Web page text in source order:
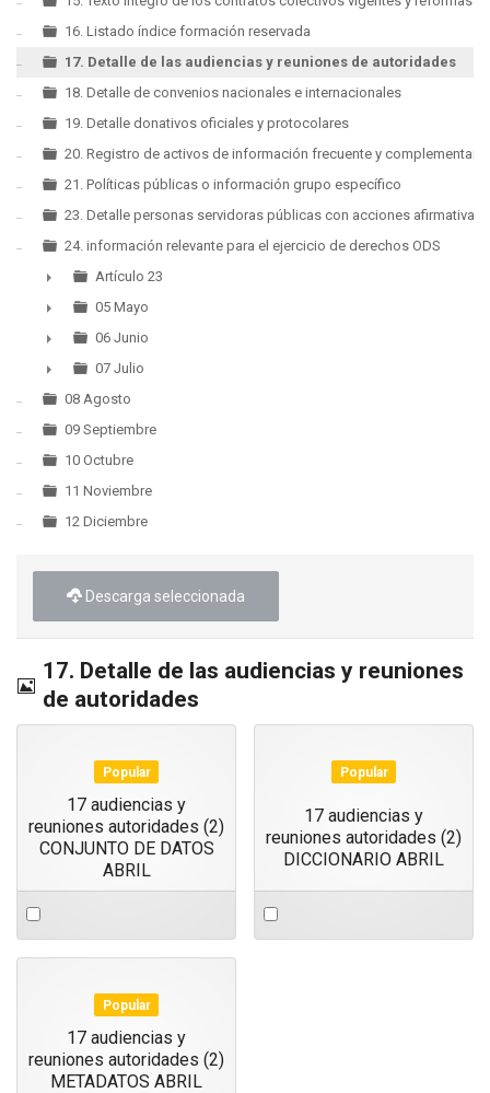
16. Listado índice formación reservada
17. Detalle de las audiencias y reuniones de autoridades
18. Detalle de convenios nacionales e internacionales
19. Detalle donativos oficiales y protocolares
20. Registro de activos de información frecuente y complementaria
21. Políticas públicas o información grupo específico
23. Detalle personas servidoras públicas con acciones afirmativas
24. información relevante para el ejercicio de derechos ODS
►
Artículo 23
►
05 Mayo
►
06 Junio
►
07 Julio
08 Agosto
09 Septiembre
10 Octubre
11 Noviembre
12 Diciembre
Descarga seleccionada
Imagen
17. Detalle de las audiencias y reuniones
de autoridades
Popular
17 audiencias y
reuniones autoridades (2)
CONJUNTO DE DATOS
ABRIL
Select
an
item
Popular
17 audiencias y
reuniones autoridades (2)
DICCIONARIO ABRIL
Select
an
Popular
17 audiencias y
reuniones autoridades (2)
METADATOS ABRIL